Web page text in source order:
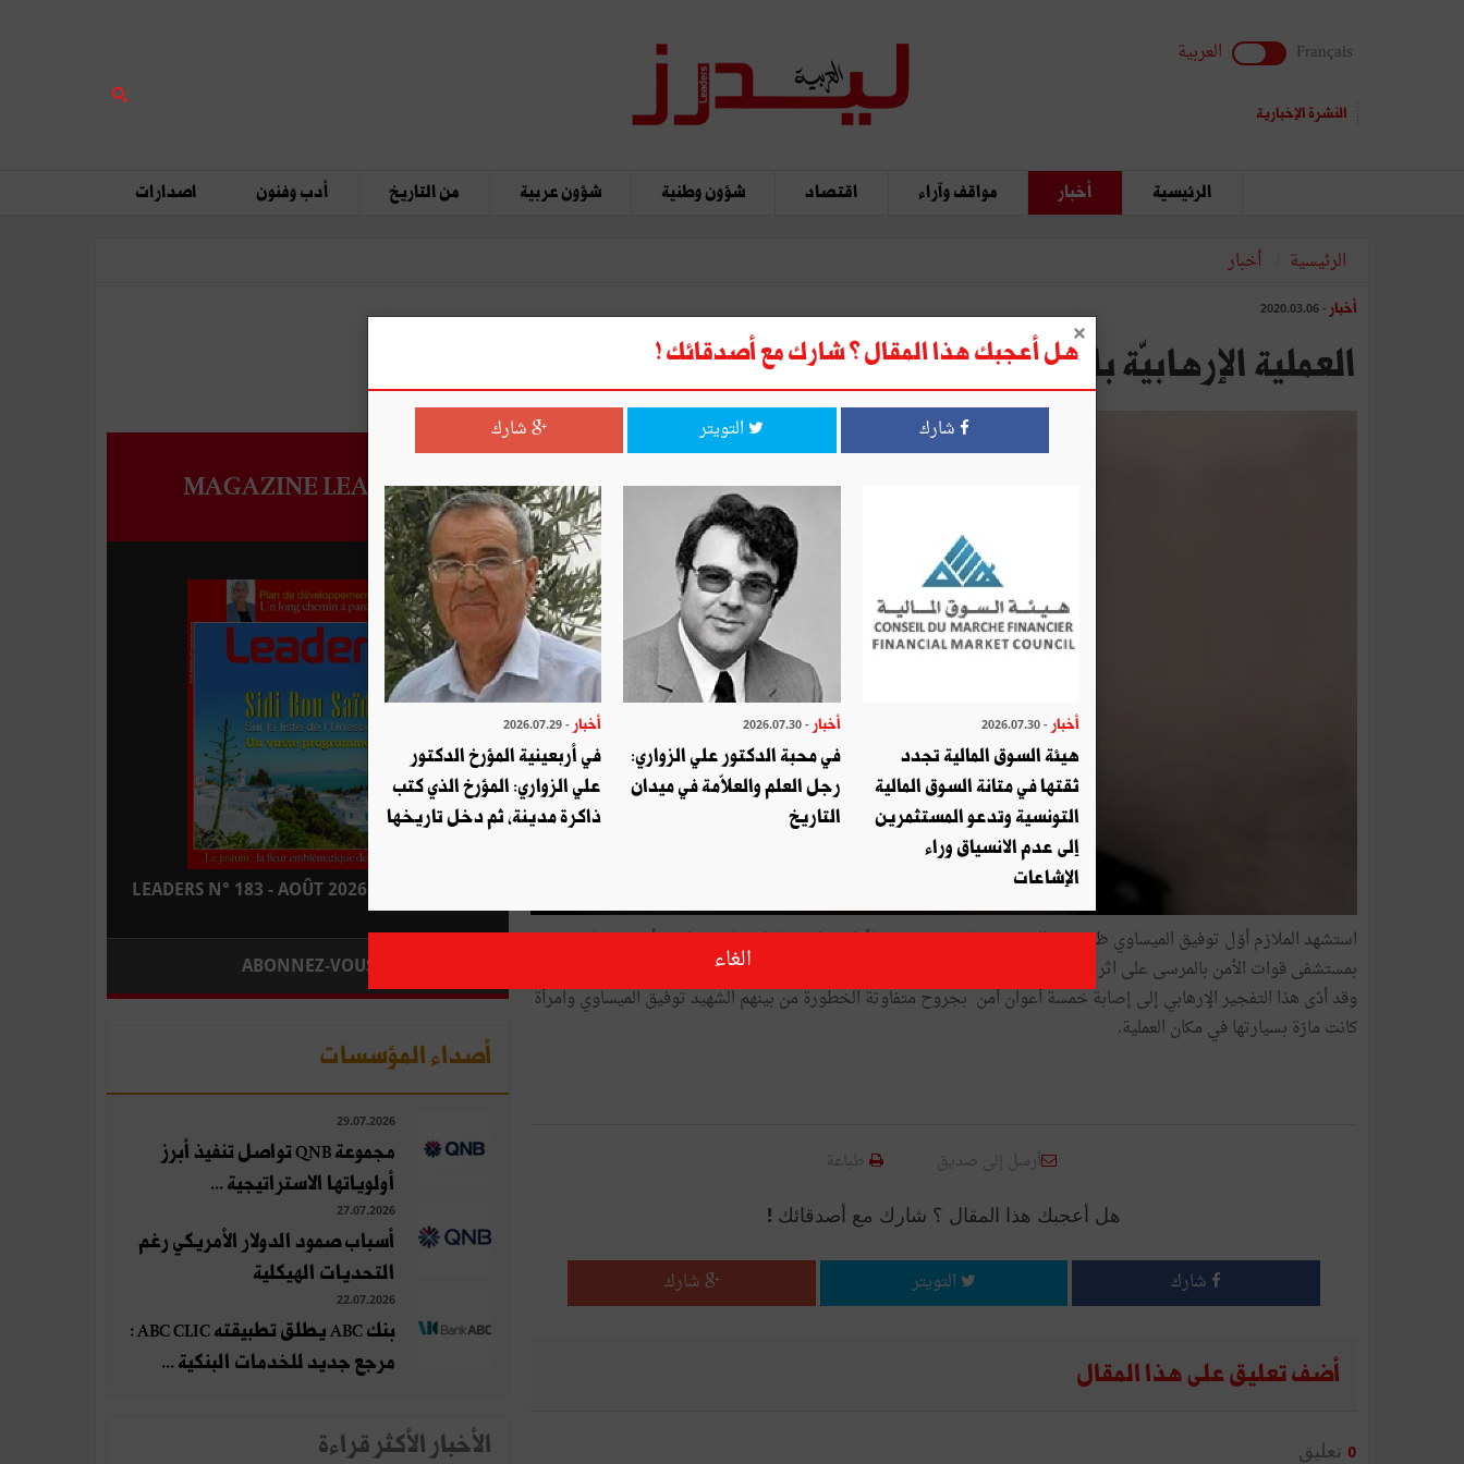
Français العربية
النشرة الإخبارية
الرئيسية أخبار مواقف وآراء اقتصاد شؤون وطنية شؤون عربية من التاريخ أدب وفنون اصدارات
الرئيسية أخبار
أخبار - 2020.03.06
العملية الإرهابيّة بالبحيرة 2 : استشهاد ملازم أوّل متأثّرا بجراحه
استشهد الملازم أوّل توفيق الميساوي ظهر يوم الجمعة 6 مارس 2020، متاثّرا بجراحه خلال عملية جراحية أجريت عليه
بمستشفى قوات الأمن بالمرسى على اثر إصابته في التفجير الذي قام به قبل ساعات إرهابيان في محيط السفارة الأمريكية.
وقد أدّى هذا التفجير الإرهابي إلى إصابة خمسة أعوان أمن بجروح متفاوتة الخطورة من بينهم الشهيد توفيق الميساوي وامرأة
كانت مارّة بسيارتها في مكان العملية.
أرسل إلى صديق طباعة
هل أعجبك هذا المقال ؟ شارك مع أصدقائك !
شارك التويتر شارك
أضف تعليق على هذا المقال
0 تعليق
MAGAZINE LEADERS
LEADERS N° 183 - AOÛT 2026 : EN KIOSQUE
ABONNEZ-VOUS
أصداء المؤسسات
29.07.2026
مجموعة QNB تواصل تنفيذ أبرز
أولوياتها الاستراتيجية ...
27.07.2026
أسباب صمود الدولار الأمريكي رغم
التحديات الهيكلية
22.07.2026
بنك ABC يطلق تطبيقته ABC CLIC :
مرجع جديد للخدمات البنكية ...
الأخبار الأكثر قراءة
هل أعجبك هذا المقال ؟ شارك مع أصدقائك !
شارك التويتر شارك
أخبار - 2026.07.30
هيئة السوق المالية تجدد
ثقتها في متانة السوق المالية
التونسية وتدعو المستثمرين
إلى عدم الانسياق وراء
الإشاعات
أخبار - 2026.07.30
في محبة الدكتور علي الزواري:
رجل العلم والعلاّمة في ميدان
التاريخ
أخبار - 2026.07.29
في أربعينية المؤرخ الدكتور
علي الزواري: المؤرخ الذي كتب
ذاكرة مدينة، ثم دخل تاريخها
الغاء